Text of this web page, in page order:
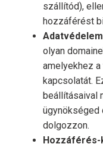
szállítód),
hozzáférést
Adatvédelem
olyan
amelyekhez
kapcsolatát.
beállításaival
ügynökséged
dolgozzon.